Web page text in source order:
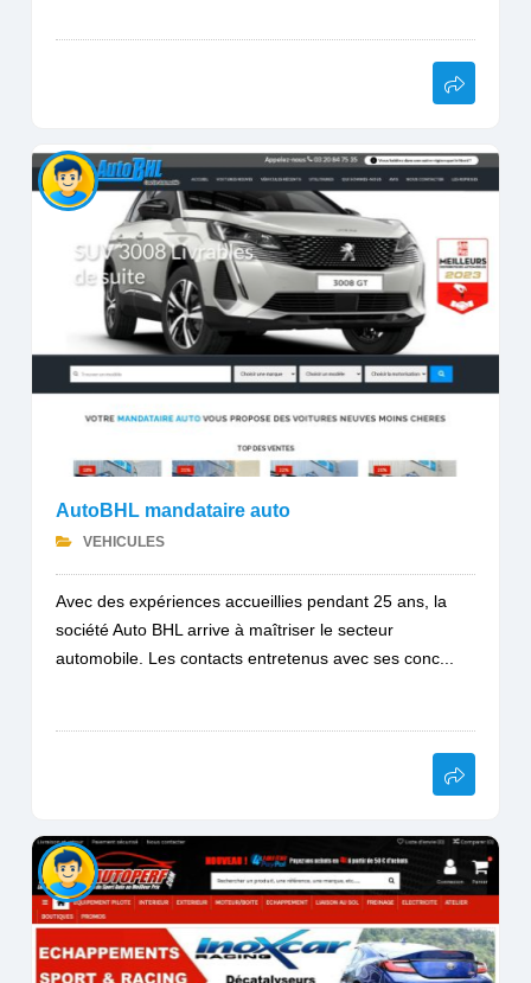
AutoBHL mandataire auto
VEHICULES
Avec des expériences accueillies pendant 25 ans, la
société Auto BHL arrive à maîtriser le secteur
automobile. Les contacts entretenus avec ses conc...